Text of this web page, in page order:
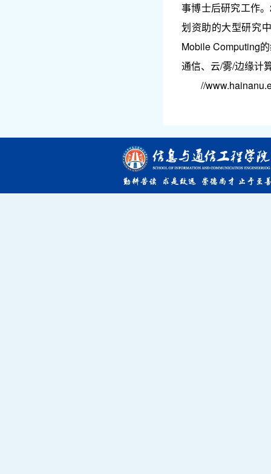
事博士后研究工作
划资助的大型研究
Mobile Computing
通信、云/雾/边缘计
//